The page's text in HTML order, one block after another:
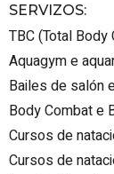
SERVIZOS:
TBC (Total Body
Aquagym e
Bailes de salón
Body Combat e
Cursos de
Cursos de